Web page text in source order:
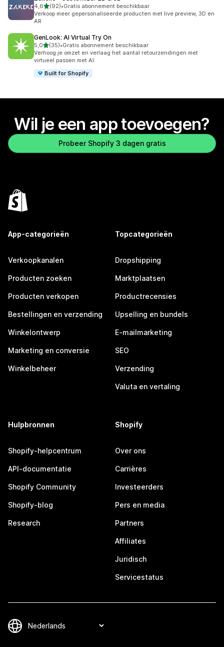
4,6van 5 sterren
(92)
92 recensies in totaal
•Gratis abonnement beschikbaar
Verkoop meer gepersonaliseerde producten met live preview, 3D en
AR
GenLook: AI Virtual Try On
5,0van 5 sterren
(35)
35 recensies in totaal
•Gratis abonnement beschikbaar
Verhoog je omzet en verlaag het aantal retourzendingen met
virtueel passen met AI.
Built for Shopify
Wil je een app toevoegen?
Probeer Shopify 3 dagen gratis
App-categorieën
Verkoopkanalen
Producten zoeken
Producten verkopen
Bestellingen en verzending
Winkelontwerp
Marketing en conversie
Winkelbeheer
Topcategorieën
Dropshipping
Marktplaatsen
Productrecensies
Upselling en bundels
E-mailmarketing
SEO
Verzending
Valuta en vertaling
Hulpbronnen
Shopify-helpcentrum
API-documentatie
Shopify Community
Shopify-blog
Research
Shopify
Over ons
Carrières
Investeerders
Pers en media
Partners
Affiliates
Juridisch
Servicestatus